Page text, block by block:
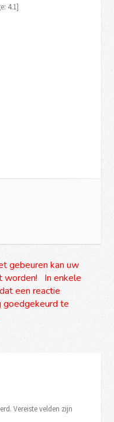
4.1]
gebeuren kan uw
worden! In enkele
een reactie
goedgekeurd te
Vereiste velden zijn